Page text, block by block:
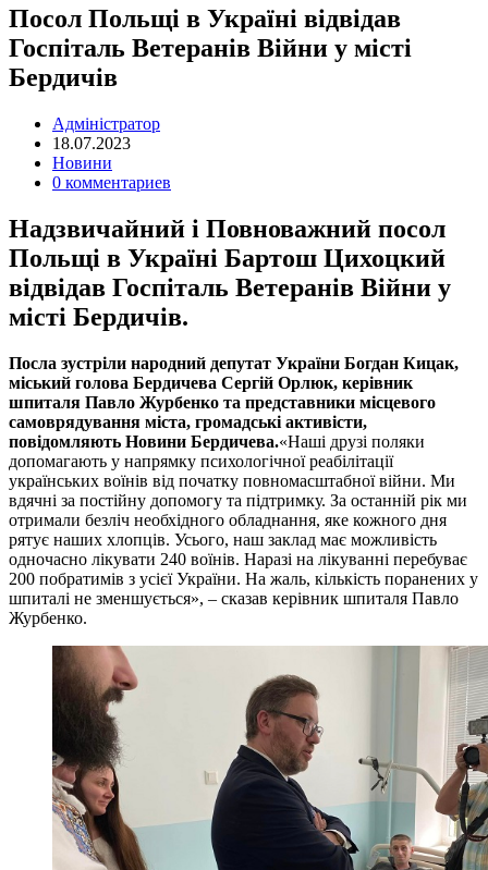
Посол Польщі в Україні відвідав
Госпіталь Ветеранів Війни у місті
Бердичів
Адміністратор
18.07.2023
Новини
0 комментариев
Надзвичайний і Повноважний посол
Польщі в Україні Бартош Цихоцкий
відвідав Госпіталь Ветеранів Війни у
місті Бердичів.
Посла зустріли народний депутат України Богдан Кицак,
міський голова Бердичева Сергій Орлюк, керівник
шпиталя Павло Журбенко та представники місцевого
самоврядування міста, громадські активісти,
повідомляють Новини Бердичева.«Наші друзі поляки
допомагають у напрямку психологічної реабілітації
українських воїнів від початку повномасштабної війни. Ми
вдячні за постійну допомогу та підтримку. За останній рік ми
отримали безліч необхідного обладнання, яке кожного дня
рятує наших хлопців. Усього, наш заклад має можливість
одночасно лікувати 240 воїнів. Наразі на лікуванні перебуває
200 побратимів з усієї України. На жаль, кількість поранених у
шпиталі не зменшується», – сказав керівник шпиталя Павло
Журбенко.